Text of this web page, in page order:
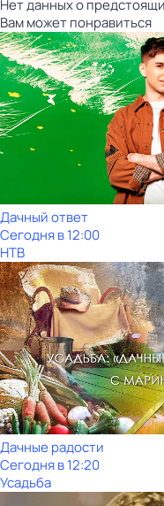
Нет данных о
Вам может понравиться
Дачный ответ
Сегодня в 12:00
НТВ
Дачные радости
Сегодня в 12:20
Усадьба